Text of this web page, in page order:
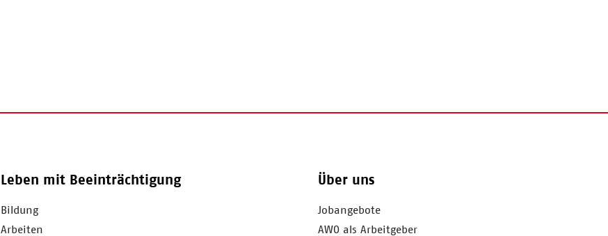
Leben mit Beeinträchtigung
Bildung
Arbeiten
Über uns
Jobangebote
AWO als Arbeitgeber